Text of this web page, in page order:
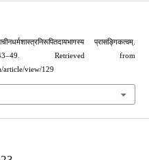
प्रासङ्गिकत्वम्.
Retrieved from
article/view/129